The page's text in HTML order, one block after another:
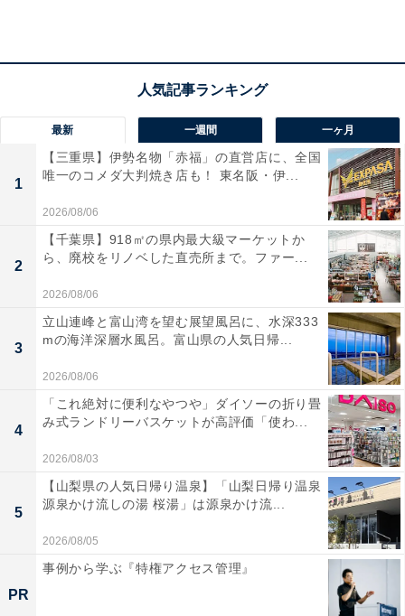
を入れるのに丁度いい」という声が寄せられています。
一方で、「厚みのある長財布を入れると窮屈」という声
も。手軽におしゃれを楽しみたい人や、小物をスマート
に持ち歩きたい人には、おすすめの商品といえそうで
あわせて読みたい
【AmazonスマイルSALE】サムソナイト
「スーツケース」が特別価格で登場中【1月
最新 一週間 一ヶ月
1
【三重県】伊勢名物「赤福」の直営店に、全国
唯一のコメダ大判焼き店も！ 東名阪・伊...
2026/08/06
2
【千葉県】918㎡の県内最大級マーケットか
ら、廃校をリノベした直売所まで。ファー...
2026/08/06
3
立山連峰と富山湾を望む展望風呂に、水深333
mの海洋深層水風呂。富山県の人気日帰...
2026/08/06
4
「これ絶対に便利なやつや」ダイソーの折り畳
み式ランドリーバスケットが高評価「使わ...
2026/08/03
5
【山梨県の人気日帰り温泉】「山梨日帰り温泉
源泉かけ流しの湯 桜湯」は源泉かけ流...
2026/08/05
PR
事例から学ぶ『特権アクセス管理』